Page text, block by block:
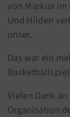
von Markus im
Und Hilden
unser.
Das war ein
Vielen Dank
Organisation